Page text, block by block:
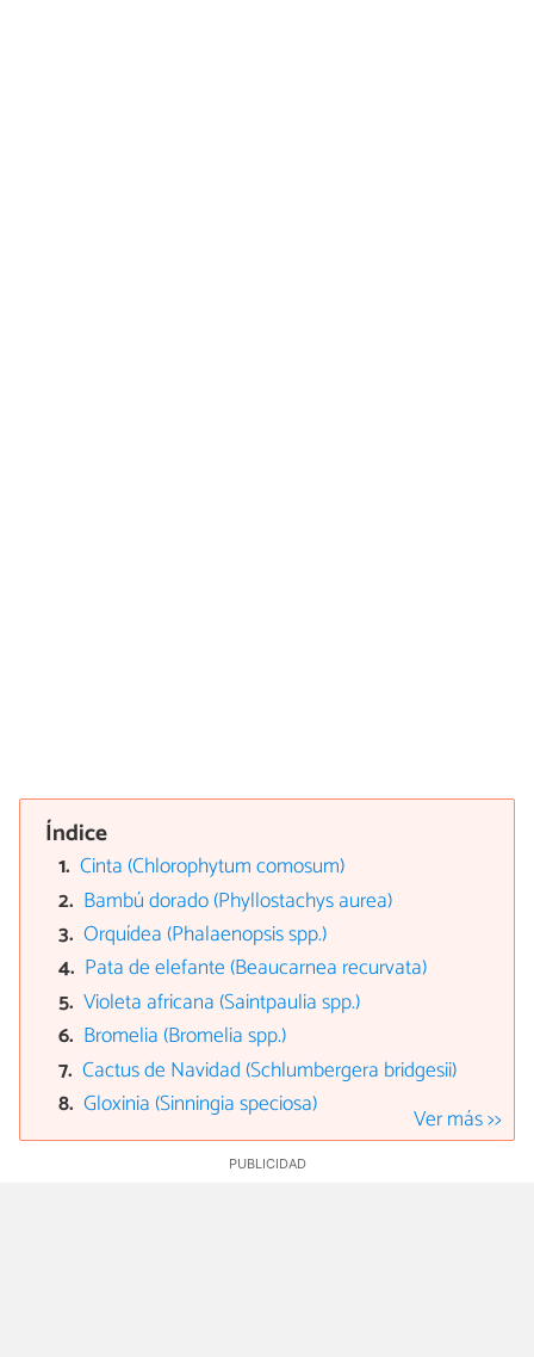
Índice
Cinta (Chlorophytum comosum)
Bambú dorado (Phyllostachys aurea)
Orquídea (Phalaenopsis spp.)
Pata de elefante (Beaucarnea recurvata)
Violeta africana (Saintpaulia spp.)
Bromelia (Bromelia spp.)
Cactus de Navidad (Schlumbergera bridgesii)
Gloxinia (Sinningia speciosa)
Ver más >>